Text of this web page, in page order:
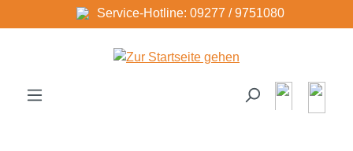
Zum Hauptinhalt springenService-Hotline: 09277 / 9751080